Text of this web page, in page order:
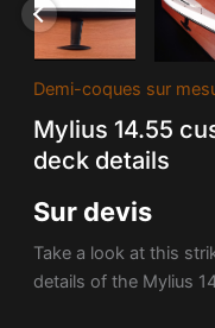
Demi-coques sur
Mylius 14.55
deck details
Sur devis
Take a look at this
details of the Mylius